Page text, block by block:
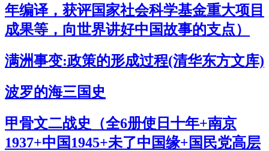
年编译，获评国家社会科学基金重大项目
成果等，向世界讲好中国故事的支点）
满洲事变:政策的形成过程(清华东方文库)
波罗的海三国史
甲骨文二战史（全6册使日十年+南京
1937+中国1945+未了中国缘+国民党高层